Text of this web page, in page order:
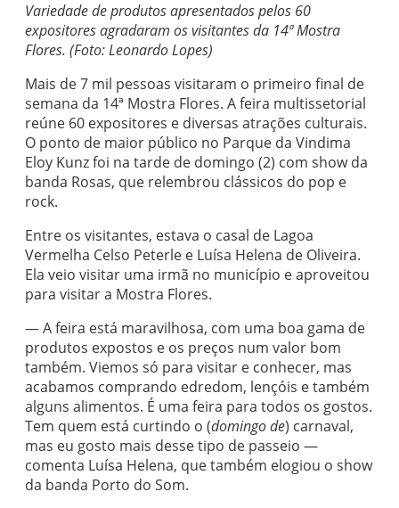
Variedade de produtos apresentados pelos 60
expositores agradaram os visitantes da 14ª Mostra
Flores. (Foto: Leonardo Lopes)
Mais de 7 mil pessoas visitaram o primeiro final de
semana da 14ª Mostra Flores. A feira multissetorial
reúne 60 expositores e diversas atrações culturais.
O ponto de maior público no Parque da Vindima
Eloy Kunz foi na tarde de domingo (2) com show da
banda Rosas, que relembrou clássicos do pop e
rock.
Entre os visitantes, estava o casal de Lagoa
Vermelha Celso Peterle e Luísa Helena de Oliveira.
Ela veio visitar uma irmã no município e aproveitou
para visitar a Mostra Flores.
— A feira está maravilhosa, com uma boa gama de
produtos expostos e os preços num valor bom
também. Viemos só para visitar e conhecer, mas
acabamos comprando edredom, lençóis e também
alguns alimentos. É uma feira para todos os gostos.
Tem quem está curtindo o (domingo de) carnaval,
mas eu gosto mais desse tipo de passeio —
comenta Luísa Helena, que também elogiou o show
da banda Porto do Som.